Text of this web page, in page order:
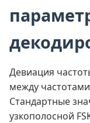
Девиация
между
Стандартные
узкополосной